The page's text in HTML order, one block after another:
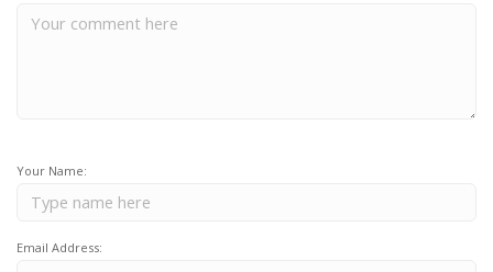
Your Name:
Email Address: